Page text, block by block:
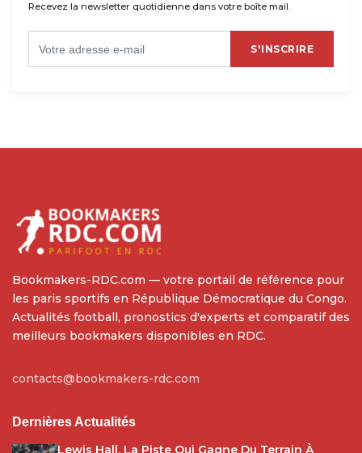
Recevez la newsletter quotidienne dans votre boîte mail.
S'INSCRIRE
Bookmakers-RDC.com — votre portail de référence pour
les paris sportifs en République Démocratique du Congo.
Actualités football, pronostics d'experts et comparatif des
meilleurs bookmakers disponibles en RDC.
contacts@bookmakers-rdc.com
Dernières Actualités
Lewis Hall, La Piste Qui Gagne Du Terrain À